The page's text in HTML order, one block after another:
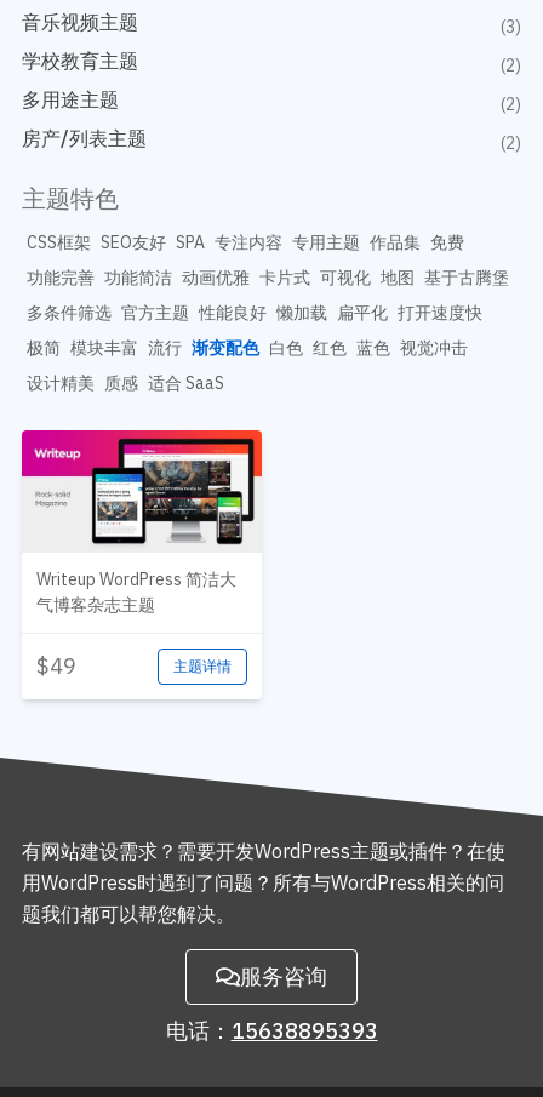
开发教程
主题开发分享
后台开发定制
开发文档手册
WP新闻资讯
服务咨询 登录
音乐视频主题 (3)
学校教育主题 (2)
多用途主题 (2)
房产/列表主题 (2)
主题特色
CSS框架 SEO友好 SPA 专注内容 专用主题 作品集 免费
功能完善 功能简洁 动画优雅 卡片式 可视化 地图 基于古腾堡
多条件筛选 官方主题 性能良好 懒加载 扁平化 打开速度快
极简 模块丰富 流行 渐变配色 白色 红色 蓝色 视觉冲击
设计精美 质感 适合 SaaS
Writeup WordPress 简洁大
气博客杂志主题
$49 主题详情
有网站建设需求？需要开发WordPress主题或插件？在使
用WordPress时遇到了问题？所有与WordPress相关的问
题我们都可以帮您解决。
服务咨询
电话： 15638895393